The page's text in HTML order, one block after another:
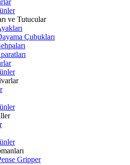
ve Tutucular
Çubukları
Gripper